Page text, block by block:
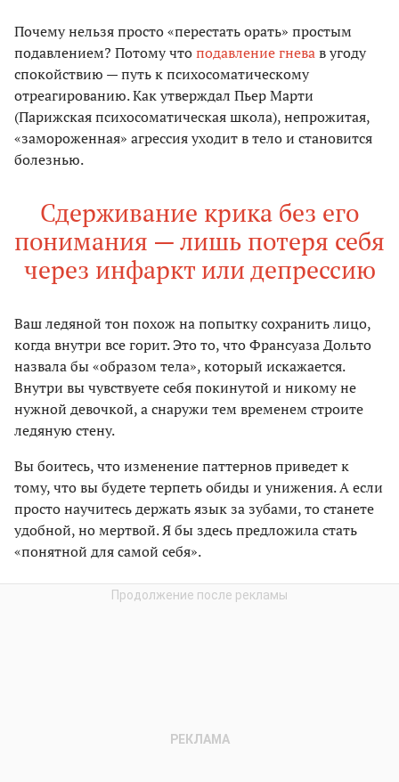
Почему нельзя просто «перестать орать» простым
подавлением? Потому чтоподавление гневав угоду
спокойствию — путь к психосоматическому
отреагированию. Как утверждал Пьер Марти
(Парижская психосоматическая школа), непрожитая,
«замороженная» агрессия уходит в тело и становится
болезнью.
Сдерживание крика без его
понимания — лишь потеря себя
через инфаркт или депрессию
Ваш ледяной тон похож на попытку сохранить лицо,
когда внутри все горит. Это то, что Франсуаза Дольто
назвала бы «образом тела», который искажается.
Внутри вы чувствуете себя покинутой и никому не
нужной девочкой, а снаружи тем временем строите
ледяную стену.
Вы боитесь, что изменение паттернов приведет к
тому, что вы будете терпеть обиды и унижения. А если
просто научитесь держать язык за зубами, то станете
удобной, но мертвой. Я бы здесь предложила стать
«понятной для самой себя».